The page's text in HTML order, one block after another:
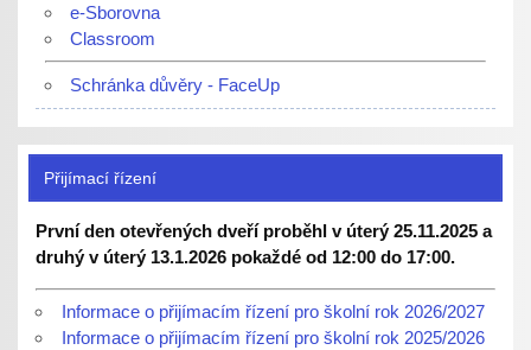
e-Sborovna
Classroom
Schránka důvěry - FaceUp
Přijímací řízení
První den otevřených dveří proběhl v úterý 25.11.2025 a
druhý v úterý 13.1.2026 pokaždé od 12:00 do 17:00.
Informace o přijímacím řízení pro školní rok 2026/2027
Informace o přijímacím řízení pro školní rok 2025/2026